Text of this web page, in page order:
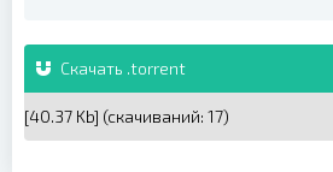
Скачать .torrent
[40.37 Kb] (cкачиваний: 17)